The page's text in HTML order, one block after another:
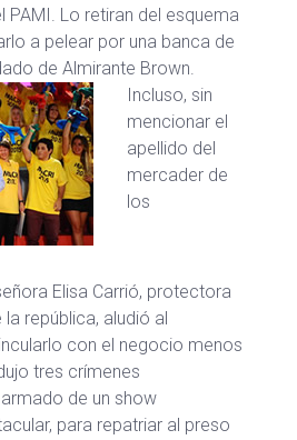
PAMI. Lo retiran del esquema
a pelear por una banca de
de Almirante Brown.
Incluso, sin
mencionar el
apellido del
mercader de
los
Elisa Carrió, protectora
república, aludió al
con el negocio menos
tres crímenes
de un show
para repatriar al preso